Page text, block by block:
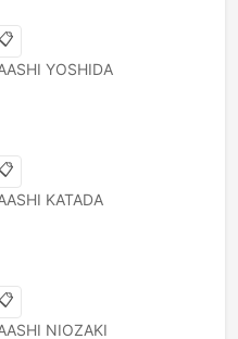
YOSHIDA
KATADA
NIOZAKI